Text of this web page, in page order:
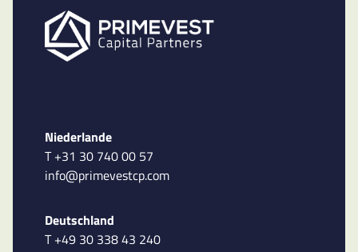
Niederlande
T +31 30 740 00 57
info@primevestcp.com
Deutschland
T +49 30 338 43 240